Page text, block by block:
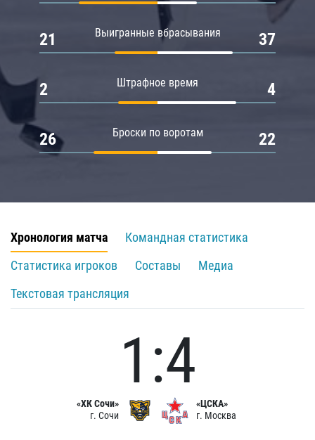
Выигранные вбрасывания
21 37
Штрафное время
2 4
Броски по воротам
26 22
Хронология матча
Командная статистика
Статистика игроков
Составы
Медиа
Текстовая трансляция
«ХК Сочи»
г. Сочи
1:4
«ЦСКА»
г. Москва